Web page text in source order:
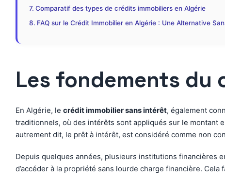
Comparatif des types de crédits immobiliers en Algérie
FAQ sur le Crédit Immobilier en Algérie : Une Alternative
Les fondements du
En Algérie, le crédit immobilier sans intérêt, également
traditionnels, où des intérêts sont appliqués sur le montant
autrement dit, le prêt à intérêt, est considéré comme non
Depuis quelques années, plusieurs institutions financières
d’accéder à la propriété sans lourde charge financière.